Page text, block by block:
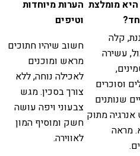
מומלצת הערות מיוחדות
וטיפים
קלה
עשירה
וסוכרים
שנותנים
אנרגיה מתוק
מראה
חשוב שיהיו חתוכים
מראש ומוכנים
לאכילה נוחה, ללא
צורך בסכין. מגש
צבעוני ויפה עושה
חשק ומוסיף המון
לאווירה.